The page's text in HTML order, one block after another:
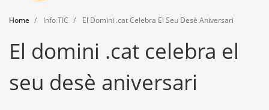
Events
Training
Tools
Home Info TIC El Domini .cat Celebra El Seu Desè Aniversari
El domini .cat celebra el
seu desè aniversari